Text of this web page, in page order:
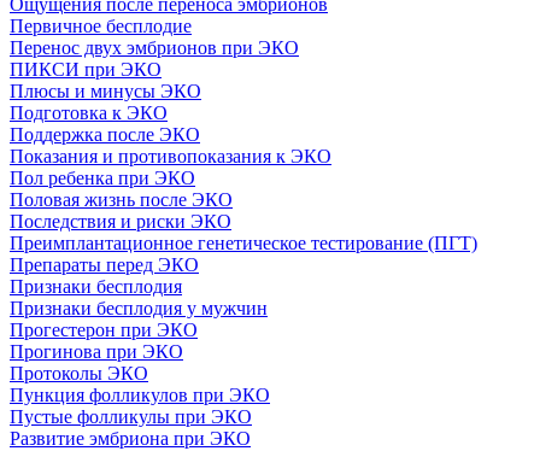
Ощущения после переноса эмбрионов
Первичное бесплодие
Перенос двух эмбрионов при ЭКО
ПИКСИ при ЭКО
Плюсы и минусы ЭКО
Подготовка к ЭКО
Поддержка после ЭКО
Показания и противопоказания к ЭКО
Пол ребенка при ЭКО
Половая жизнь после ЭКО
Последствия и риски ЭКО
Преимплантационное генетическое тестирование (ПГТ)
Препараты перед ЭКО
Признаки бесплодия
Признаки бесплодия у мужчин
Прогестерон при ЭКО
Прогинова при ЭКО
Протоколы ЭКО
Пункция фолликулов при ЭКО
Пустые фолликулы при ЭКО
Развитие эмбриона при ЭКО